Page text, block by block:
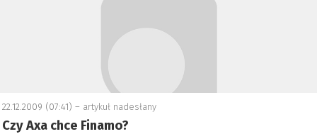
22.12.2009 (07:41) – artykuł nadesłany
Czy Axa chce Finamo?